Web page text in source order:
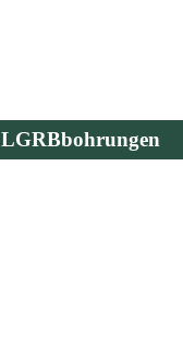
LGRBbohrungen